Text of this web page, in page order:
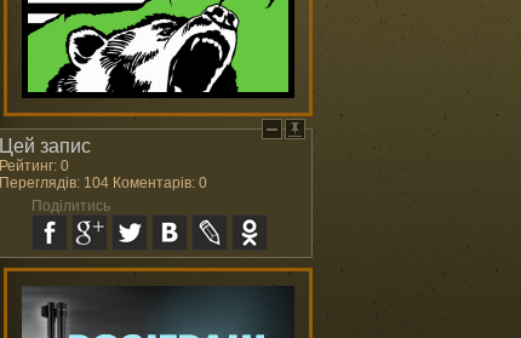
Цей запис
Рейтинг: 0
Переглядів: 104 Коментарів: 0
Поділитись